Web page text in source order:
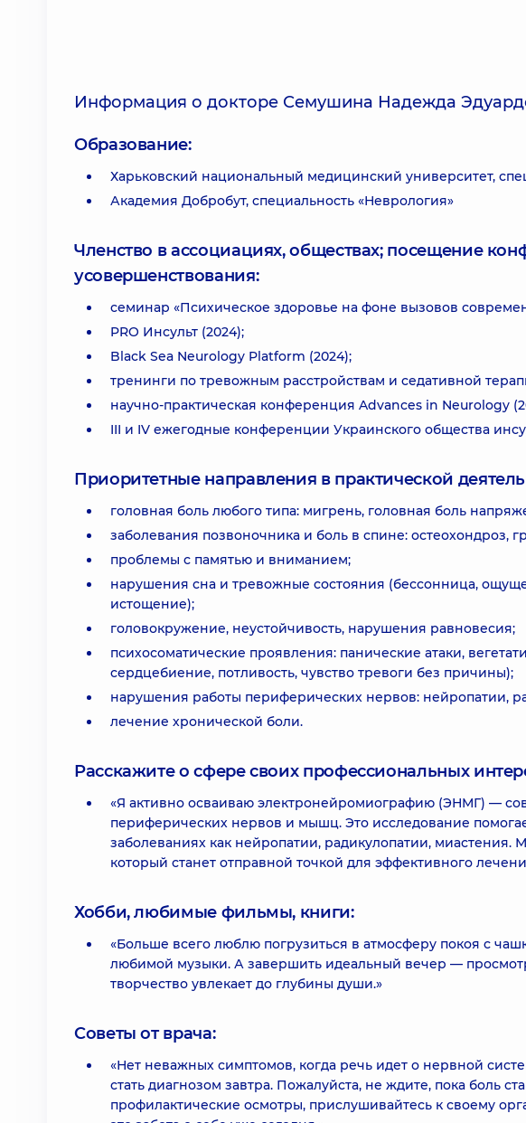
Информация о докторе Семушина Надежда
Образование:
Харьковский национальный медицинский университет,
Академия Добробут, специальность «Неврология»
Членство в ассоциациях, обществах; посещение
усовершенствования:
семинар «Психическое здоровье на фоне вызовов
PRO Инсульт (2024);
Black Sea Neurology Platform (2024);
тренинги по тревожным расстройствам и седативной
научно-практическая конференция Advances in Neurology
III и IV ежегодные конференции Украинского общества
Приоритетные направления в практической
головная боль любого типа: мигрень, головная боль
заболевания позвоночника и боль в спине: остеохондроз,
проблемы с памятью и вниманием;
нарушения сна и тревожные состояния (бессонница,
истощение);
головокружение, неустойчивость, нарушения равновесия;
психосоматические проявления: панические атаки,
сердцебиение, потливость, чувство тревоги без причины);
нарушения работы периферических нервов: нейропатии,
лечение хронической боли.
Расскажите о сфере своих профессиональных
«Я активно осваиваю электронейромиографию (ЭНМГ) —
периферических нервов и мышц. Это исследование
заболеваниях как нейропатии, радикулопатии,
который станет отправной точкой для эффективного
Хобби, любимые фильмы, книги:
«Больше всего люблю погрузиться в атмосферу покоя с
любимой музыки. А завершить идеальный вечер —
творчество увлекает до глубины души.»
Советы от врача:
«Нет неважных симптомов, когда речь идет о нервной
стать диагнозом завтра. Пожалуйста, не ждите, пока боль
профилактические осмотры, прислушивайтесь к своему